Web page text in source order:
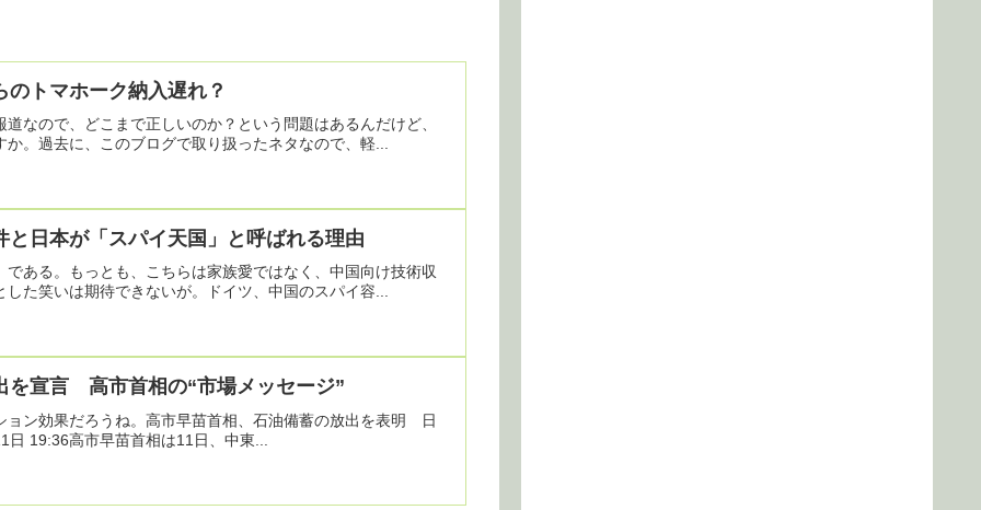
トマホーク納入遅れ？
なので、どこまで正しいのか？という問題はあるんだけど、
。過去に、このブログで取り扱ったネタなので、軽...
と日本が「スパイ天国」と呼ばれる理由
ある。もっとも、こちらは家族愛ではなく、中国向け技術収
た笑いは期待できないが。ドイツ、中国のスパイ容...
を宣言 高市首相の“市場メッセージ”
ョン効果だろうね。高市早苗首相、石油備蓄の放出を表明 日
19:36高市早苗首相は11日、中東...